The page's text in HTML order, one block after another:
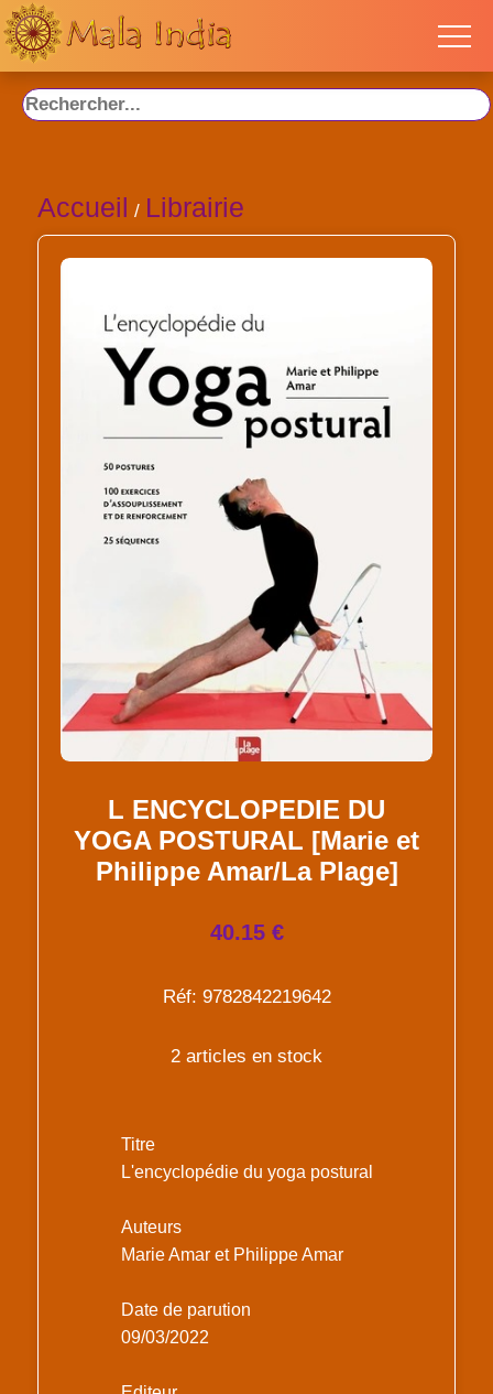
Accueil / Librairie
L ENCYCLOPEDIE DU
YOGA POSTURAL [Marie et
Philippe Amar/La Plage]
40.15 €
Réf: 9782842219642
2 articles en stock
Titre
L'encyclopédie du yoga postural
Auteurs
Marie Amar et Philippe Amar
Date de parution
09/03/2022